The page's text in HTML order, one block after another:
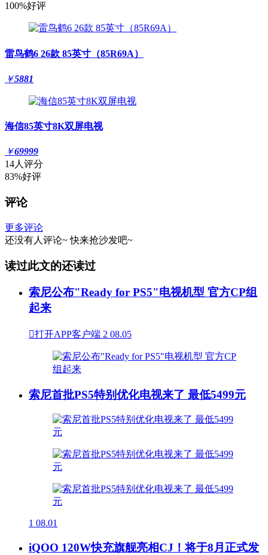
100%好评
雷鸟鹤6 26款 85英寸（85R69A）
￥5881
海信85英寸8K双屏电视
￥69999
14人评分
83%好评
评论
更多评论
还没有人评论~ 快来抢沙发吧~
读过此文的还读过
索尼公布"Ready for PS5"电视机型 官方CP组
起来
打开APP客户端 2 08.05
索尼首批PS5特别优化电视来了 最低5499元
1 08.01
iQOO 120W快充旗舰亮相CJ！将于8月正式发